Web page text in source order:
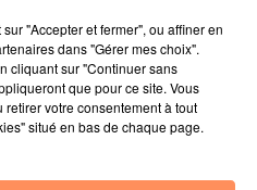
pour mettre en
"Accepter et fermer", ou affiner en
dans "Gérer mes choix".
cliquant sur "Continuer sans
que pour ce site. Vous
votre consentement à tout
situé en bas de chaque page.